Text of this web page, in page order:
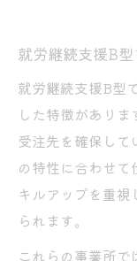
就労継続支援B
就労継続支援B型
した特徴があり
受注先を確保し
の特性に合わせ
キルアップを重
られます。
これらの事業所